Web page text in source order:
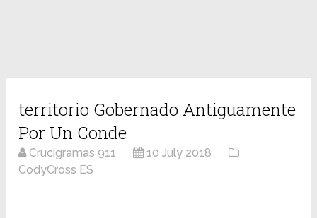
territorio Gobernado Antiguamente
Por Un Conde
Crucigramas 911
10 July 2018
CodyCross ES